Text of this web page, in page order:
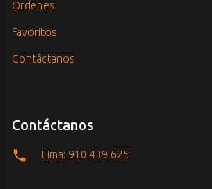
Ordenes
Favoritos
Contáctanos
Contáctanos
Lima: 910 439 625